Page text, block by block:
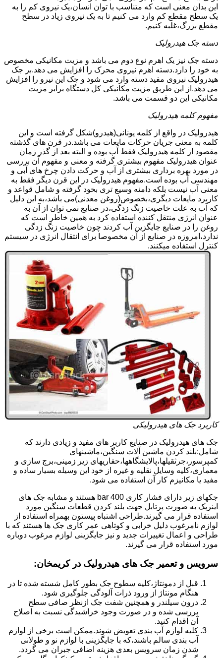
این بدان معنی است که متناسب با توان انسان،یک نیروی کم را به
یک سطح مقطع کم وارد می کنیم تا به یک نیروی زیاد در سطح
مقطع بزرگ،غلبه کنیم.
دسته جک هیدرولیک
دسته جک نیز یک اهرم نوع دوم می باشد و مزیت مکانیکی مخصوص
به خود را دارد.دسته اهرم نیروی محرک را افزایش می دهد.بر جک
هیدرولیک نیروی مفید دسته وارد می شود و جک این نیرو را افزایش
می دهد.از این طریق مزیت مکانیکی کل دستگاه برابر مزیت
مکانیکی این دو قسمت می باشد.
مفهوم کلمه هیدرولیک
هیدرولیک در واقع از کلمه یونانی(هیدرو)شکل گرفته است و این
کلمه به معنی جریان حرکات مایعات می باشد.در قرن های گذشته
مقصود از کلمه هیدرولیک فقط آب بوده و البته بعد از گذر زمان
عنوان هیدرولیک مفهوم بیشتری گرفته و معنی و مفهوم آن بررسی
در مورد بهره برداری بیشتری از آب و حرکت دادن چرخ های آبی و
مهندسی آب بوده است.مفهوم هیدرولیک در این قرن دیگر فقط به
معنی آب نیست بلکه دامنه وسیع تری بخود گرفته و شامل قواعد و
کاربرد مایعات دیگری،بخصوص(روغن معدنی)می باشد،به این دلیل
که آب به علت خاصیت زنگ زدگی،در صنایع نمی توان از آن به
عنوان انرژی منتقل کننده استفاده کرد به همین خاطر است که
روغن را در صنایع جایگزین آب کردند چون خاصیت زنگ زدگی
ندارد،امروزه در صنایع از آن مخصوصا برای انتقال انرژی در سیستم
کنترل استفاده میکنند.
کاربرد جک های هیدرولیکی
جک های هیدرولیک در صنایع کاربر های مفید و زیادی دارند که
شامل:بلند کردن ماشین آلات سنگین،ماشینهای
کمپرسور،جرثقیلها،پالایشگاهها،حفاریهای زیر زمینی،برج سازی و
معماری،کلیه وسایل نقلیه و غیره از خود این وسیله بسیار ساده و
مفید یا مکانیزم کار آن استفاده می شود.
جکهای زیر دارای فشار کاری 400 bar هستند و مشابه جک های
اینرپک به صورت پرتابل جهت بلند کردن قطعات سنگین مورد
استفاده قرار می گیرند.طراحی اشتباه پیستون بهمراه استفاده از
لوازم نامرغوب دلیل خرابی و کوتاهی عمر کاری جک ها هستند که با
طراحی و اعمال تغییرات جدید و نیز جایگزینی لوازم مرغوب دوباره
مورد استفاده قرار می گیرند.
سرویس و تعمیر جک های هیدرولیک در کریمخان:
قبل از دمونتاژ،کلیه سطوح جک بطور کامل شسته شده تا در
هنگام مونتاژ از ورود ذرات آلودگی جلوگیری شود.
درون سیلندر و همچنین شفت جک ازنظر صافی سطح
بررسی شده و در صورت وجود خراشیدگی نسبت به اصلاح
آن اقدام کنید.
کلیه لوازم آب بندی تعویض شوند.ممکن است برخی از لوازم
آب بندی سالم باشند،که با جایگزینی با لوازم نو و طولانی
شدن زمان سرویس بعدی هزینه اضافی جبران می گردد.